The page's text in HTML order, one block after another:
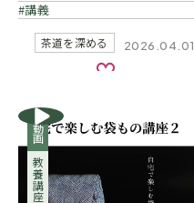
講義
茶道を深める 2026.04.01
お気に入り
動画
教養講座